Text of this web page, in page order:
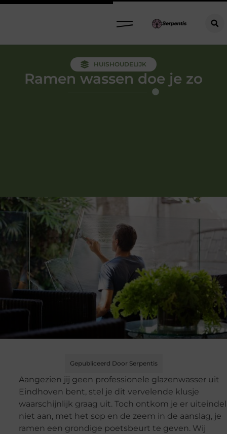
HUISHOUDELIJK
Ramen wassen doe je zo
Gepubliceerd Door Serpentis
Aangezien jij geen professionele glazenwasser uit
Eindhoven bent, stel je dit vervelende klusje
waarschijnlijk graag uit. Toch ontkom je er
niet aan, met het sop en de zeem in de aanslag, je
ramen een grondige poetsbeurt te geven. Wij